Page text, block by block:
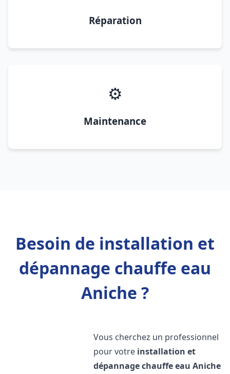
Réparation
⚙️
Maintenance
Besoin de installation et
dépannage chauffe eau
Aniche ?
Vous cherchez un professionnel
pour votre installation et
dépannage chauffe eau Aniche